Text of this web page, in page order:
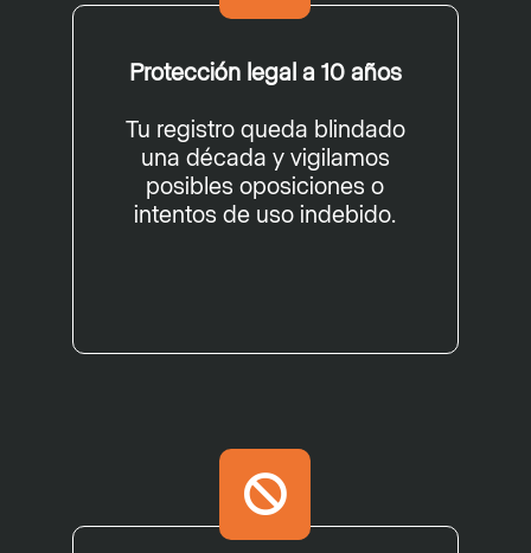
Protección legal a 10 años
Tu registro queda blindado
una década y vigilamos
posibles oposiciones o
intentos de uso indebido.
